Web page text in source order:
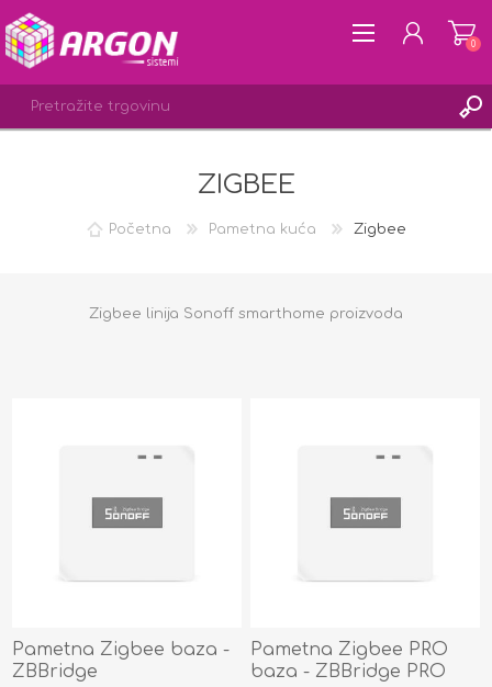
PRIJAVA
0
ZIGBEE
Početna Pametna kuća Zigbee
Zigbee linija Sonoff smarthome proizvoda
Pametna Zigbee baza -
ZBBridge
Pametna Zigbee PRO
baza - ZBBridge PRO